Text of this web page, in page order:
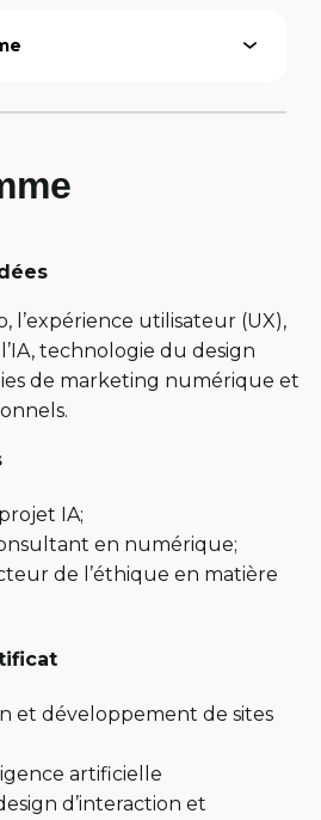
l’expérience utilisateur (UX),
technologie du design
de marketing numérique et
IA;
en numérique;
de l’éthique en matière
et développement de sites
artificielle
d’interaction et